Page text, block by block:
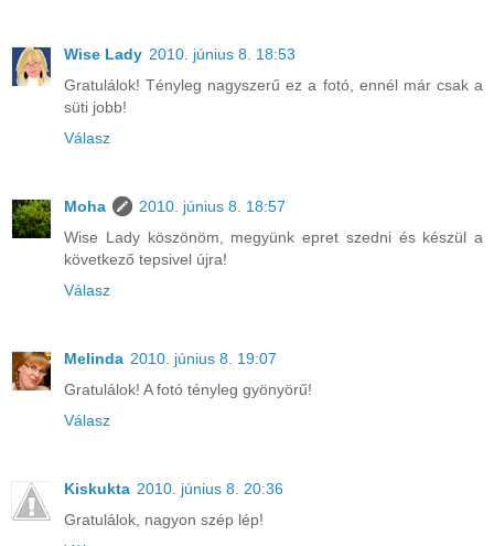
Wise Lady 2010. június 8. 18:53
Gratulálok! Tényleg nagyszerű ez a fotó, ennél már csak a
süti jobb!
Válasz
Moha
2010. június 8. 18:57
Wise Lady köszönöm, megyünk epret szedni és készül a
következő tepsivel újra!
Válasz
Melinda 2010. június 8. 19:07
Gratulálok! A fotó tényleg gyönyörű!
Válasz
Kiskukta 2010. június 8. 20:36
Gratulálok, nagyon szép lép!